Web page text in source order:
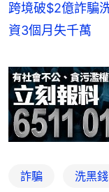
跨境破$2億詐騙
資3個月失千萬
詐騙 洗黑錢